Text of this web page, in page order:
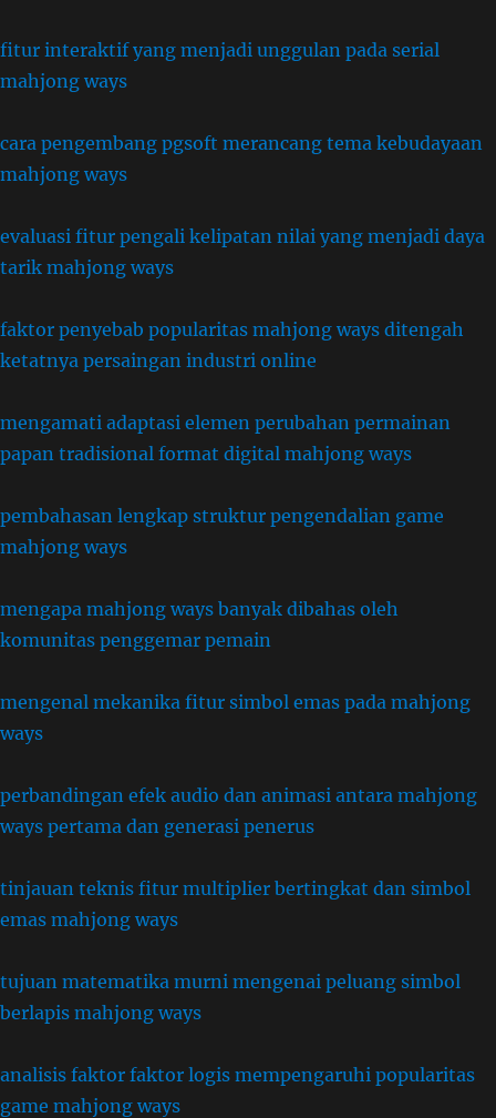
fitur interaktif yang menjadi unggulan pada serial
mahjong ways
cara pengembang pgsoft merancang tema kebudayaan
mahjong ways
evaluasi fitur pengali kelipatan nilai yang menjadi daya
tarik mahjong ways
faktor penyebab popularitas mahjong ways ditengah
ketatnya persaingan industri online
mengamati adaptasi elemen perubahan permainan
papan tradisional format digital mahjong ways
pembahasan lengkap struktur pengendalian game
mahjong ways
mengapa mahjong ways banyak dibahas oleh
komunitas penggemar pemain
mengenal mekanika fitur simbol emas pada mahjong
ways
perbandingan efek audio dan animasi antara mahjong
ways pertama dan generasi penerus
tinjauan teknis fitur multiplier bertingkat dan simbol
emas mahjong ways
tujuan matematika murni mengenai peluang simbol
berlapis mahjong ways
analisis faktor faktor logis mempengaruhi popularitas
game mahjong ways